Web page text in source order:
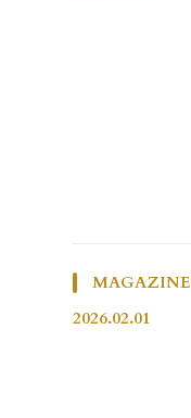
MAGAZINE
2026.02.01